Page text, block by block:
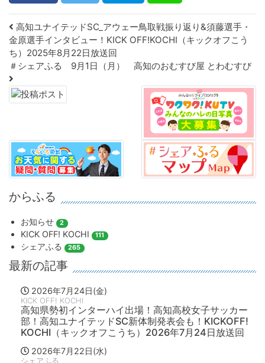
Post navigation
高知ユナイテッドSC_アウェー鳥取戦振り返り&須藤選手・
金原選手インタビュー！KICK OFF!KOCHI（キックオフこう
ち）2025年8月22日放送回
＃シェアふる 9月1日（月） 高知のおむすび屋 とわむすび
からふる
お知らせ 2
KICK OFF! KOCHI 111
シェアふる 265
最新の記事
2026年7月24日(金)
KICK OFF! KOCHI
高知県勢初インターハイ出場！高知高校女子サッカー
部！高知ユナイテッドSC新体制発表会も！KICKOFF!
KOCHI（キックオフこうち）2026年7月24日放送回
2026年7月22日(水)
シェアふる